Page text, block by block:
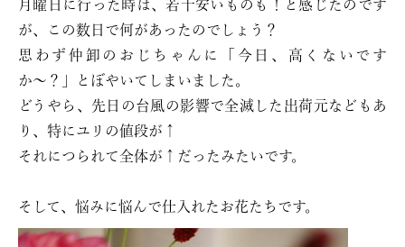
月曜日に行った時は、若干安いものも！と感じたのです
が、この数日で何があったのでしょう？
思わず仲卸のおじちゃんに「今日、高くないです
か〜？」とぼやいてしまいました。
どうやら、先日の台風の影響で全滅した出荷元などもあ
り、特にユリの値段が↑
それにつられて全体が↑だったみたいです。
そして、悩みに悩んで仕入れたお花たちです。